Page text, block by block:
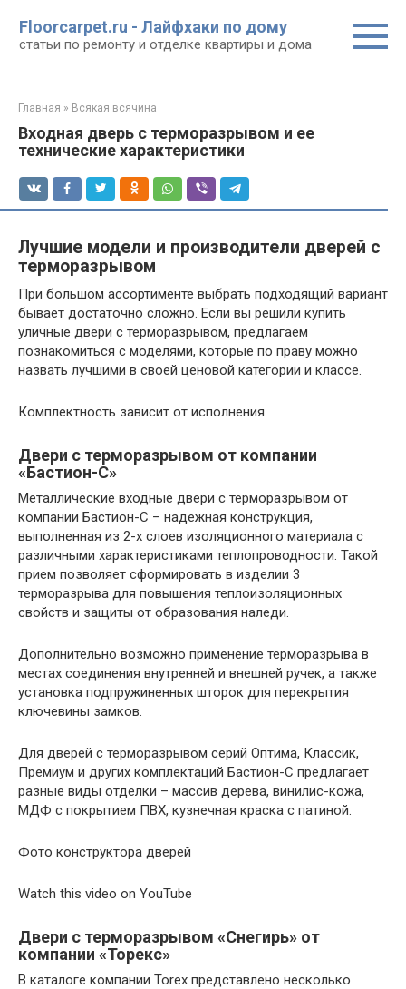
контенту
Floorcarpet.ru - Лайфхаки по дому
статьи по ремонту и отделке квартиры и дома
Главная » Всякая всячина
Входная дверь с терморазрывом и ее
технические характеристики
Лучшие модели и производители дверей с
терморазрывом
При большом ассортименте выбрать подходящий вариант
бывает достаточно сложно. Если вы решили купить
уличные двери с терморазрывом, предлагаем
познакомиться с моделями, которые по праву можно
назвать лучшими в своей ценовой категории и классе.
Комплектность зависит от исполнения
Двери с терморазрывом от компании
«Бастион-С»
Металлические входные двери с терморазрывом от
компании Бастион-С – надежная конструкция,
выполненная из 2-х слоев изоляционного материала с
различными характеристиками теплопроводности. Такой
прием позволяет сформировать в изделии 3
терморазрыва для повышения теплоизоляционных
свойств и защиты от образования наледи.
Дополнительно возможно применение терморазрыва в
местах соединения внутренней и внешней ручек, а также
установка подпружиненных шторок для перекрытия
ключевины замков.
Для дверей с терморазрывом серий Оптима, Классик,
Премиум и других комплектаций Бастион-С предлагает
разные виды отделки – массив дерева, винилис-кожа,
МДФ с покрытием ПВХ, кузнечная краска с патиной.
Фото конструктора дверей
Watch this video on YouTube
Двери с терморазрывом «Снегирь» от
компании «Торекс»
В каталоге компании Torex представлено несколько